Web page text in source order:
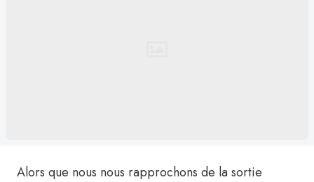
Alors que nous nous rapprochons de la sortie